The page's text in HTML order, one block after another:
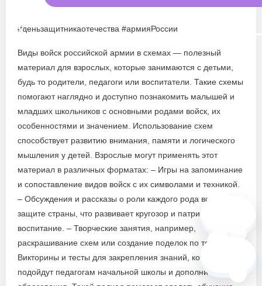
#деньзащитникаотечества #армияРоссии
Виды войск российской армии в схемах — полезный
материал для взрослых, которые занимаются с детьми,
будь то родители, педагоги или воспитатели. Такие схемы
помогают наглядно и доступно познакомить малышей и
младших школьников с основными родами войск, их
особенностями и значением. Использование схем
способствует развитию внимания, памяти и логического
мышления у детей. Взрослые могут применять этот
материал в различных форматах: – Игры на запоминание
и сопоставление видов войск с их символами и техникой.
– Обсуждения и рассказы о роли каждого рода войск в
защите страны, что развивает кругозор и патриотическое
воспитание. – Творческие занятия, например,
раскрашивание схем или создание поделок по теме. –
Викторины и тесты для закрепления знаний, которые
подойдут педагогам начальной школы и дополнительного